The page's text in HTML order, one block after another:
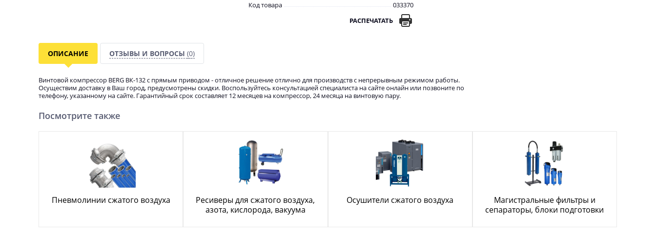
Код товара
033370
РАСПЕЧАТАТЬ
ОПИСАНИЕ ОТЗЫВЫ И ВОПРОСЫ (0)
Винтовой компрессор BERG ВК-132 с прямым приводом - отличное решение отлично для производств с непрерывным режимом работы.
Осуществим доставку в Ваш город, предусмотрены скидки. Воспользуйтесь консультацией специалиста на сайте онлайн или позвоните по
телефону, указанному на сайте. Гарантийный срок составляет 12 месяцев на компрессор, 24 месяца на винтовую пару.
Посмотрите также
Пневмолинии сжатого воздуха
Ресиверы для сжатого воздуха,
азота, кислорода, вакуума
Осушители сжатого воздуха
Магистральные фильтры и
сепараторы, блоки подготовки